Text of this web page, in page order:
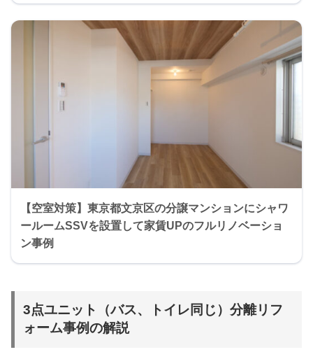
【空室対策】東京都文京区の分譲マンションにシャワ
ールームSSVを設置して家賃UPのフルリノベーショ
ン事例
3点ユニット（バス、トイレ同じ）分離リフ
ォーム事例の解説